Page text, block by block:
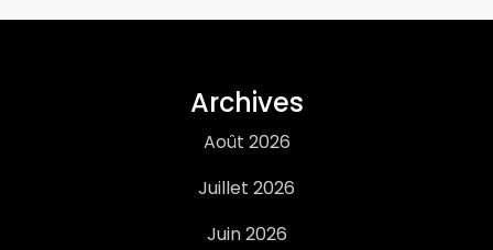
Archives
Août 2026
Juillet 2026
Juin 2026